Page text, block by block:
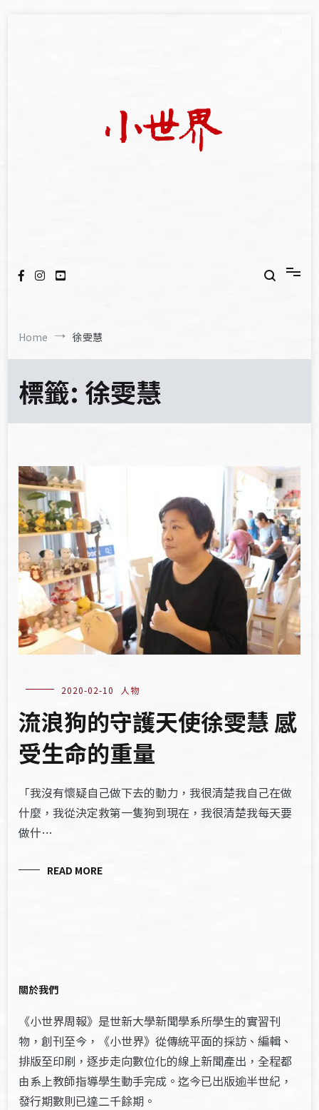
Home 徐雯慧
標籤: 徐雯慧
2020-02-10 人物
流浪狗的守護天使徐雯慧 感
受生命的重量
「我沒有懷疑自己做下去的動力，我很清楚我自己在做
什麼，我從決定救第一隻狗到現在，我很清楚我每天要
做什…
READ MORE
關於我們
《小世界周報》是世新大學新聞學系所學生的實習刊
物，創刊至今，《小世界》從傳統平面的採訪、編輯、
排版至印刷，逐步走向數位化的線上新聞產出，全程都
由系上教師指導學生動手完成。迄今已出版逾半世紀，
發行期數則已達二千餘期。